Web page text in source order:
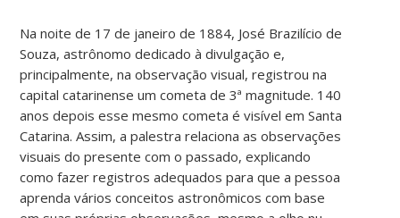
Na noite de 17 de janeiro de 1884, José Brazilício de
Souza, astrônomo dedicado à divulgação e,
principalmente, na observação visual, registrou na
capital catarinense um cometa de 3ª magnitude. 140
anos depois esse mesmo cometa é visível em Santa
Catarina. Assim, a palestra relaciona as observações
visuais do presente com o passado, explicando
como fazer registros adequados para que a pessoa
aprenda vários conceitos astronômicos com base